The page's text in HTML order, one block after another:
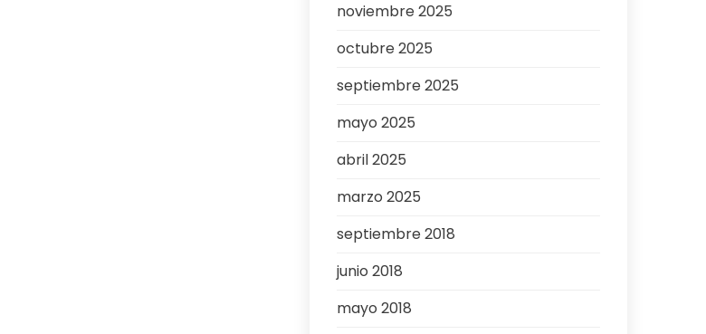
noviembre 2025
octubre 2025
septiembre 2025
mayo 2025
abril 2025
marzo 2025
septiembre 2018
junio 2018
mayo 2018